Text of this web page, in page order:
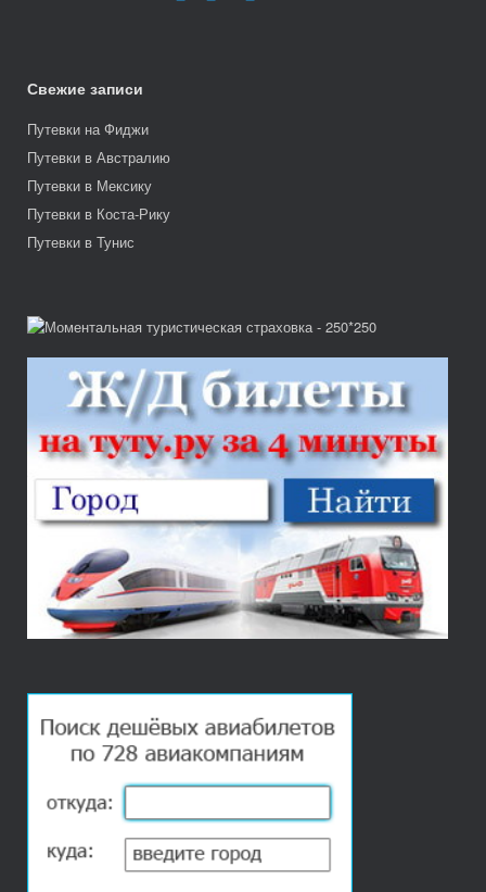
Свежие записи
Путевки на Фиджи
Путевки в Австралию
Путевки в Мексику
Путевки в Коста-Рику
Путевки в Тунис